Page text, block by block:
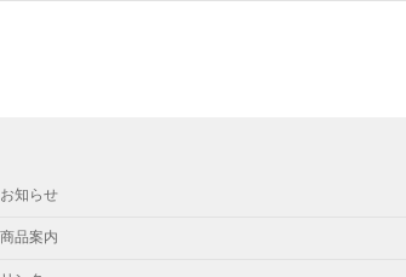
お知らせ
商品案内